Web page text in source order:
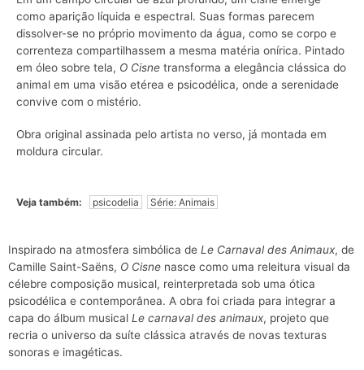
como aparição líquida e espectral. Suas formas parecem
dissolver-se no próprio movimento da água, como se corpo e
correnteza compartilhassem a mesma matéria onírica. Pintado
em óleo sobre tela, O Cisne transforma a elegância clássica do
animal em uma visão etérea e psicodélica, onde a serenidade
convive com o mistério.
Obra original assinada pelo artista no verso, já montada em
moldura circular.
Veja também: psicodelia Série: Animais
Inspirado na atmosfera simbólica de Le Carnaval des Animaux, de
Camille Saint-Saëns, O Cisne nasce como uma releitura visual da
célebre composição musical, reinterpretada sob uma ótica
psicodélica e contemporânea. A obra foi criada para integrar a
capa do álbum musical Le carnaval des animaux, projeto que
recria o universo da suíte clássica através de novas texturas
sonoras e imagéticas.